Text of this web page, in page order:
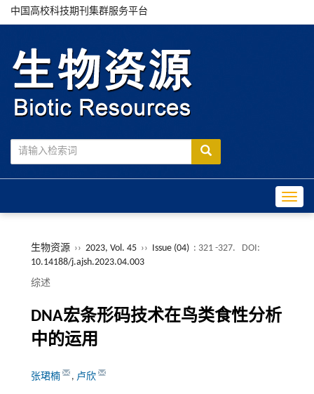
中国高校科技期刊集群服务平台
生物资源 ›› 2023, Vol. 45 ›› Issue (04) : 321 -327.
DOI:
10.14188/j.ajsh.2023.04.003
综述
DNA宏条形码技术在鸟类食性分析
中的运用
张珺楠 , 卢欣